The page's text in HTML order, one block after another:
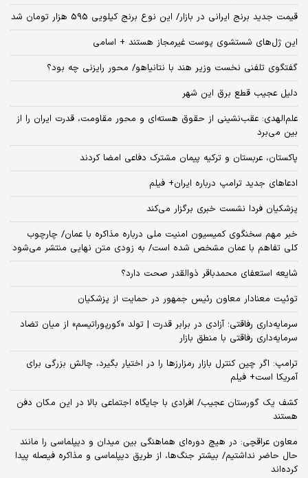
قیمت جدید برنج ایرانی در بازار/ این نوع برنج کیلویی 595 هزار تومان شد
این ژل‌های شستشوی پوست غیرمجاز هستند + اسامی
گفتگوی تلفنی نخست وزیر هند با نتانیاهو/ محور رایزنی چه بود؟
دلیل عجیب قطع برق این شهر
علم‌الهدی: عقب‌نشینی از حقوق هسته‌ای و محور مقاومت، قدرت ایران را از
بین می‌برد
پاکستان، عربستان و ترکیه پیمان مشترک دفاعی امضا کردند
ادعاهای جدید ترامپ درباره ایران+ فیلم
پزشکیان فردا نشست خبری برگزار می‌کند
خبر مهم سخنگوی کمیسیون امنیت ملی درباره مذاکره با عمان/ چارچوب
کلی تفاهم با عمان مشخص شده است/ به زودی متن نهایی منتشر می‌شود
شایعه استعفای محمدباقر ذوالقدر صحت دارد؟
توئیت معنادار معاون رئیس جمهور در حمایت از پزشکیان
سرمایه‌داری رفاقتی؛ آزادی در برابر قدرت | تولد «کورپوراتیسم» از میان تضاد
سرمایه‌داری رفاقتی با منطق بازار
ترامپ: اگر چین کنترل بازار رمزارزها را در اختیار بگیرد، چالش بزرگی برای
آمریکا است+ فیلم
کشف یک گورستان عجیب/ افرادی با جایگاه اجتماعی بالا در این مکان دفن
هستند
معاون عراقچی: در هیچ دوره‌ای هماهنگی بین میدان و دیپلماسی را مانند
حال حاضر نداشتیم/ بیشتر جنگ‌ها، از طریق دیپلماسی و مذاکره فیصله پیدا
کرده‌اند